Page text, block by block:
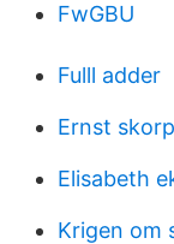
FwGBU
Fulll adder
Ernst
Elisabeth
Krigen om